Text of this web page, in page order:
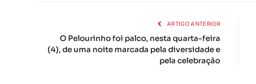
ARTIGO ANTERIOR
O Pelourinho foi palco, nesta quarta-feira
(4), de uma noite marcada pela diversidade e
pela celebração